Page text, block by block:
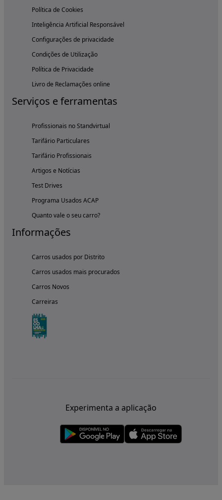
Política de Cookies
Inteligência Artificial Responsável
Configurações de privacidade
Condições de Utilização
Política de Privacidade
Livro de Reclamações online
Serviços e ferramentas
Profissionais no Standvirtual
Tarifário Particulares
Tarifário Profissionais
Artigos e Notícias
Test Drives
Programa Usados ACAP
Quanto vale o seu carro?
Informações
Carros usados por Distrito
Carros usados mais procurados
Carros Novos
Carreiras
Experimenta a aplicação